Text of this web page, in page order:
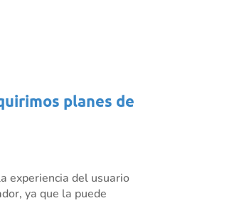
planes de
experiencia del usuario
ya que la puede